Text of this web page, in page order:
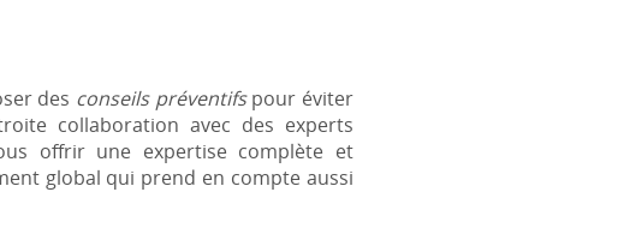
des conseils préventifspour éviter
collaboration avec des experts
offrir une expertise complète et
global qui prend en compte aussi